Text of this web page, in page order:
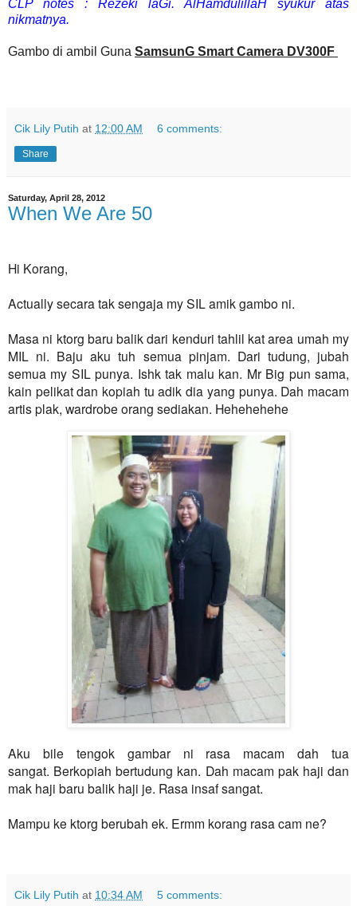
CLP notes : Rezeki laGi. AlHamdulillaH syukur atas
nikmatnya.
Gambo di ambil Guna SamsunG Smart Camera DV300F
Cik Lily Putih at 12:00 AM 6 comments:
Share
Saturday, April 28, 2012
When We Are 50
Hi Korang,
Actually secara tak sengaja my SIL amik gambo ni.
Masa ni ktorg baru balik dari kenduri tahlil kat area umah my
MIL ni. Baju aku tuh semua pinjam. Dari tudung, jubah
semua my SIL punya. Ishk tak malu kan. Mr Big pun sama,
kain pelikat dan kopiah tu adik dia yang punya. Dah macam
artis plak, wardrobe orang sediakan. Hehehehehe
Aku bile tengok gambar ni rasa macam dah tua
sangat. Berkopiah bertudung kan. Dah macam pak haji dan
mak haji baru balik haji je. Rasa insaf sangat.
Mampu ke ktorg berubah ek. Ermm korang rasa cam ne?
Cik Lily Putih at 10:34 AM 5 comments: